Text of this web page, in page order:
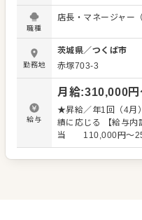
を提供できるよう、
人生の楽しみの一つ
務からお任せします
を！ゆくゆくは、新
か、料理長や店長や
のチャンスは多数です。 ★中途入社スタッフは30
心。「結婚したので
ーンしつつ、ちゃん
た例は多数です◎ ＼新しいアイディアは大歓迎です♪／ 慣
期的に商品開発ミー
業態を超えてキッ
職種
店長・マネージャー
勤務地
茨城県／つくば市
赤塚703-3
給与
月給:310,000
★昇給／年1回（4月
績に応じる 【給与内訳】 基本給 200,000円 役職手
当 110,000円〜
む※超過分別途支給） ※給与は経験・能力を考慮して
します ※試用期間2